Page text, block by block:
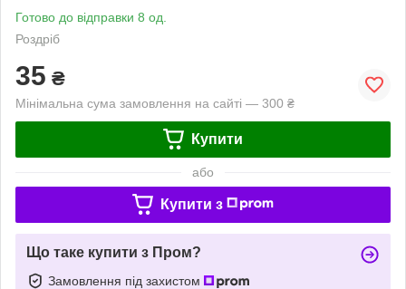
Готово до відправки 8 од.
Роздріб
35 ₴
Мінімальна сума замовлення на сайті — 300 ₴
Купити
або
Купити з
Що таке купити з Пром?
Замовлення під захистом